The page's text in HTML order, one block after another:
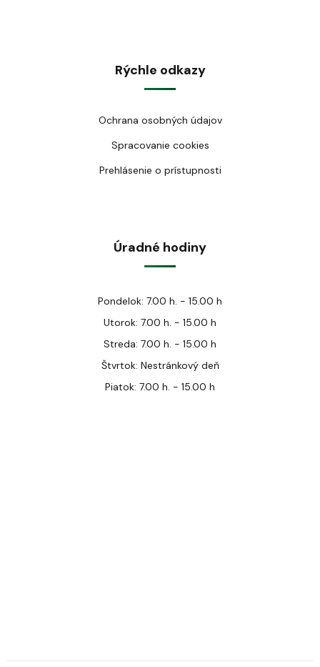
Rýchle odkazy
Ochrana osobných údajov
Spracovanie cookies
Prehlásenie o prístupnosti
Úradné hodiny
Pondelok: 7.00 h. - 15.00 h
Utorok: 7.00 h. - 15.00 h
Streda: 7.00 h. - 15.00 h
Štvrtok: Nestránkový deň
Piatok: 7.00 h. - 15.00 h